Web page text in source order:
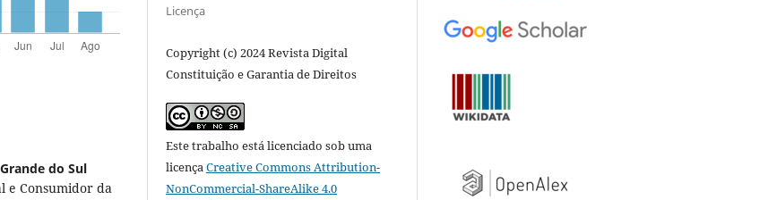
do Sul
e Consumidor da
Licença
Copyright (c) 2024 Revista Digital
Constituição e Garantia de Direitos
Este trabalho está licenciado sob uma
licençaCreative Commons Attribution-
NonCommercial-ShareAlike 4.0